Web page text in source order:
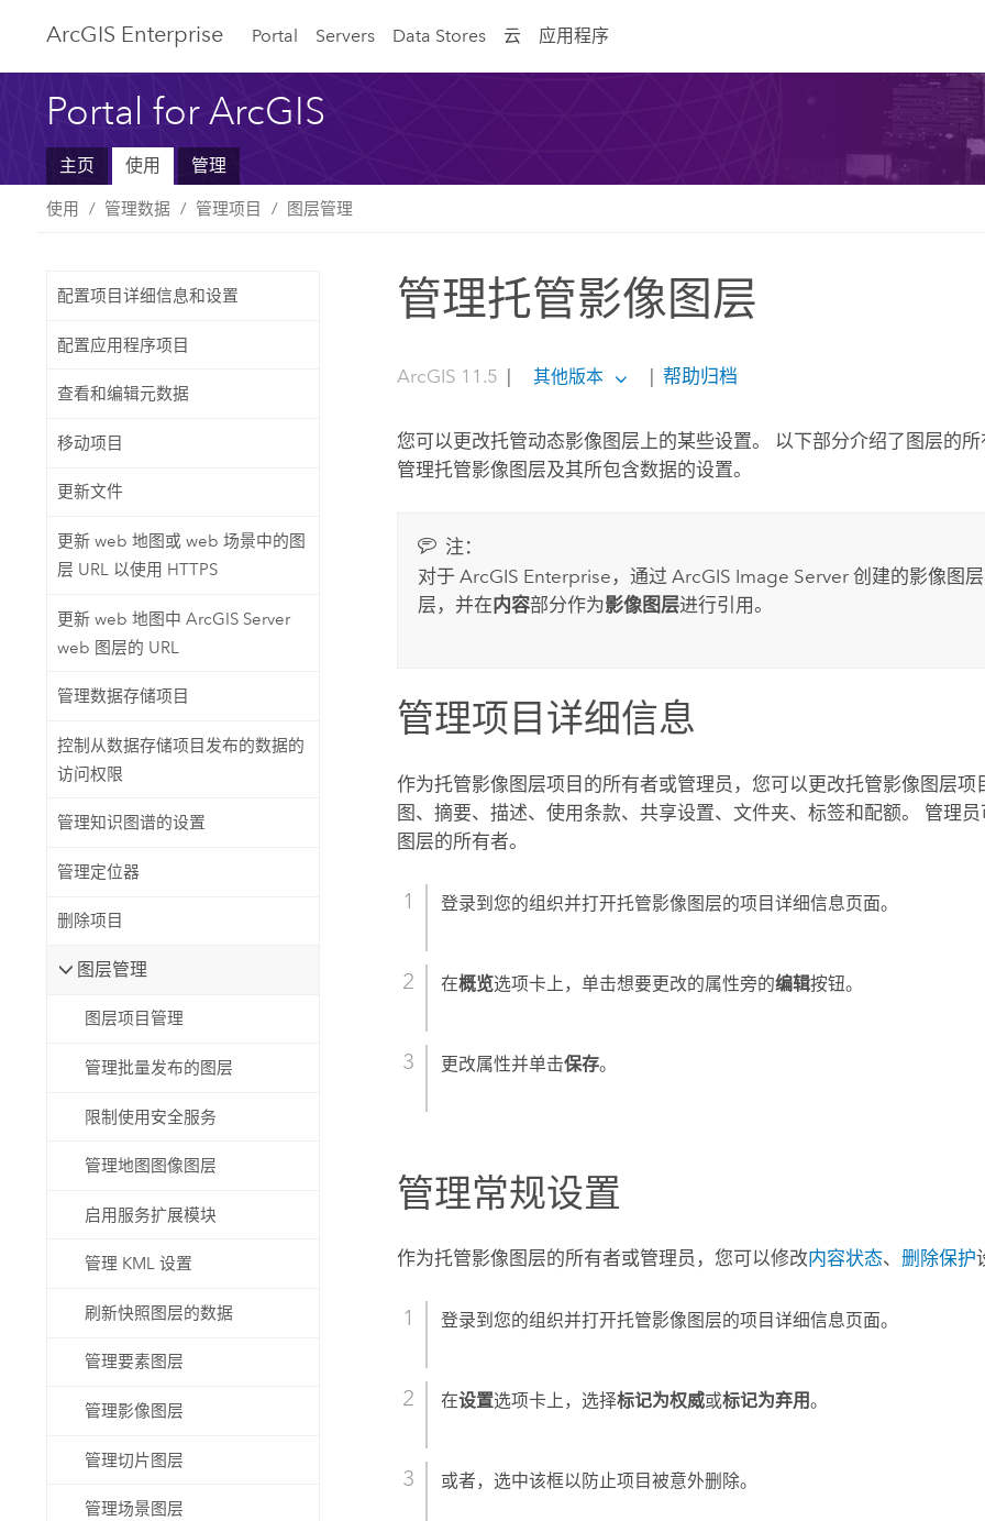
ArcGIS Enterprise Portal Servers Data Stores 云 应用程序
Portal for ArcGIS
主页 使用 管理
使用 管理数据 管理项目 图层管理
配置项目详细信息和设置
配置应用程序项目
查看和编辑元数据
移动项目
更新文件
更新 web 地图或 web 场景中的图
层 URL 以使用 HTTPS
更新 web 地图中 ArcGIS Server
web 图层的 URL
管理数据存储项目
控制从数据存储项目发布的数据的
访问权限
管理知识图谱的设置
管理定位器
删除项目
图层管理
图层项目管理
管理批量发布的图层
限制使用安全服务
管理地图图像图层
启用服务扩展模块
管理 KML 设置
刷新快照图层的数据
管理要素图层
管理影像图层
管理切片图层
管理场景图层
管理托管影像图层
ArcGIS 11.5 | 其他版本 | 帮助归档
您可以更改托管动态影像图层上的某些设置。 以下部分介绍了图层的
管理托管影像图层及其所包含数据的设置。
注：
对于 ArcGIS Enterprise ，通过 ArcGIS Image Server创建的影像图
层，并在内容部分作为影像图层进行引用。
管理项目详细信息
作为托管影像图层项目的所有者或管理员，您可以更改托管影像图层项
图、摘要、描述、使用条款、共享设置、文件夹、标签和配额。 管理
图层的所有者。
登录到您的组织并打开托管影像图层的项目详细信息页面。
在概览选项卡上，单击想要更改的属性旁的编辑按钮。
更改属性并单击保存。
管理常规设置
作为托管影像图层的所有者或管理员，您可以修改内容状态、删除保护
登录到您的组织并打开托管影像图层的项目详细信息页面。
在设置选项卡上，选择标记为权威或标记为弃用。
或者，选中该框以防止项目被意外删除。